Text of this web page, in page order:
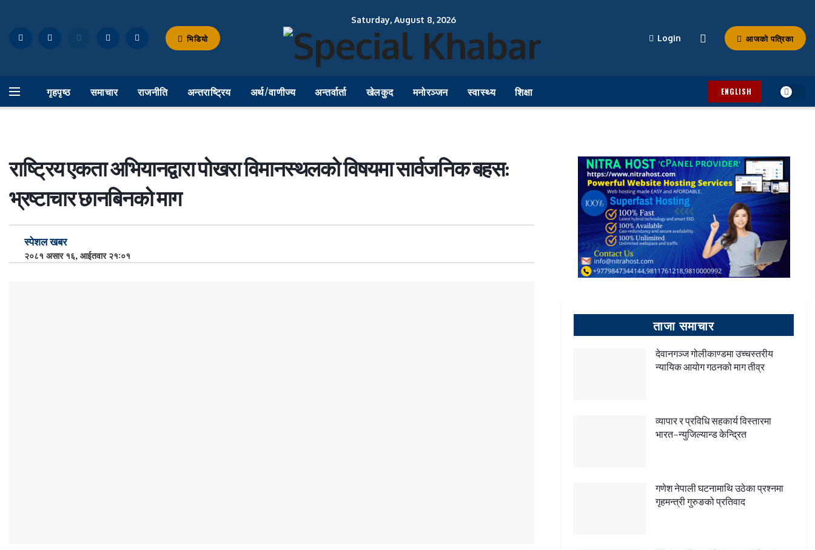
भिडियो
Saturday, August 8, 2026
Login
आजको पत्रिका
गृहपृष्ठ समाचार राजनीति अन्तराष्ट्रिय अर्थ/वाणीज्य अन्तर्वार्ता खेलकुद मनोरञ्जन स्वास्थ्य शिक्षा ENGLISH
राष्ट्रिय एकता अभियानद्वारा पोखरा विमानस्थलको विषयमा सार्वजनिक बहस:
भ्रष्टाचार छानबिनको माग
स्पेशल खबर
२०८१ असार १६, आईतवार २१:०१
ताजा समाचार
देवानगञ्ज गोलीकाण्डमा उच्चस्तरीय
न्यायिक आयोग गठनको माग तीव्र
व्यापार र प्रविधि सहकार्य विस्तारमा
भारत–न्युजिल्यान्ड केन्द्रित
गणेश नेपाली घटनामाथि उठेका प्रश्नमा
गृहमन्त्री गुरुङको प्रतिवाद